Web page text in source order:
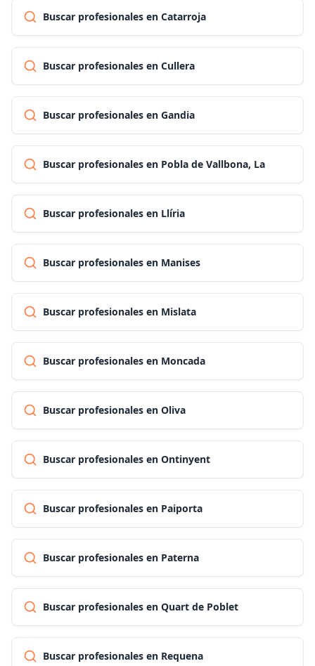
Buscar profesionales en Catarroja
Buscar profesionales en Cullera
Buscar profesionales en Gandia
Buscar profesionales en Pobla de Vallbona, La
Buscar profesionales en Llíria
Buscar profesionales en Manises
Buscar profesionales en Mislata
Buscar profesionales en Moncada
Buscar profesionales en Oliva
Buscar profesionales en Ontinyent
Buscar profesionales en Paiporta
Buscar profesionales en Paterna
Buscar profesionales en Quart de Poblet
Buscar profesionales en Requena